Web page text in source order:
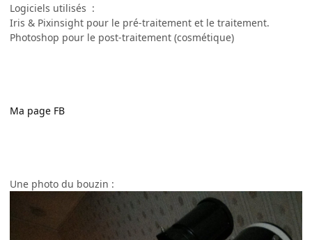
Logiciels utilisés :
Iris & Pixinsight pour le pré-traitement et le traitement.
Photoshop pour le post-traitement (cosmétique)
Ma page FB
Une photo du bouzin :